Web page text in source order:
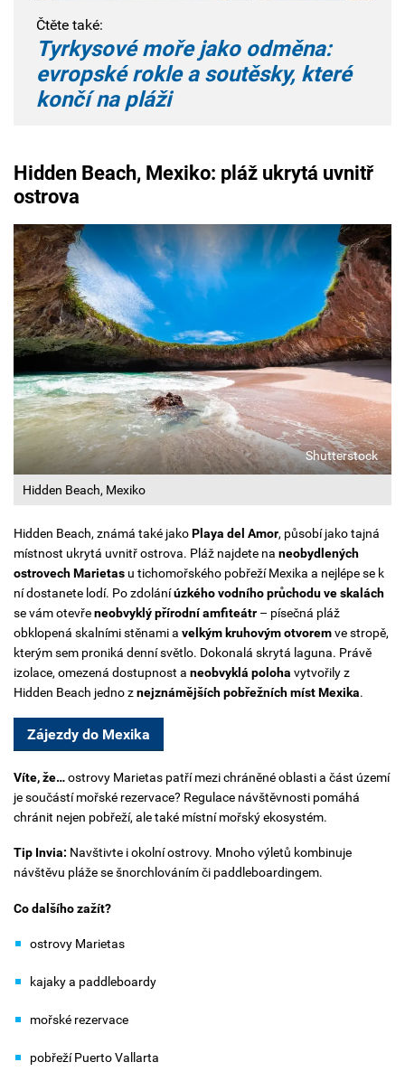
Čtěte také:
Tyrkysové moře jako odměna:
evropské rokle a soutěsky, které
končí na pláži
Hidden Beach, Mexiko: pláž ukrytá uvnitř
ostrova
Hidden Beach, Mexiko
Shutterstock
Hidden Beach, známá také jakoPlaya del Amor, působí jako tajná
místnost ukrytá uvnitř ostrova. Pláž najdete na neobydlených
ostrovech Marietas u tichomořského pobřeží Mexika a nejlépe se k
ní dostanete lodí. Po zdoláníúzkého vodního průchodu ve skalách
se vám otevřeneobvyklý přírodní amfiteátr – písečná pláž
obklopená skalními stěnami a velkým kruhovým otvoremve stropě,
kterým sem proniká denní světlo. Dokonalá skrytá laguna. Právě
izolace, omezená dostupnost a neobvyklá poloha vytvořily z
Hidden Beach jedno znejznámějších pobřežních míst Mexika.
Zájezdy do Mexika
Víte, že…ostrovy Marietas patří mezi chráněné oblasti a část území
je součástí mořské rezervace? Regulace návštěvnosti pomáhá
chránit nejen pobřeží, ale také místní mořský ekosystém.
Tip Invia: Navštivte i okolní ostrovy. Mnoho výletů kombinuje
návštěvu pláže se šnorchlováním či paddleboardingem.
Co dalšího zažít?
ostrovy Marietas
kajaky a paddleboardy
mořské rezervace
pobřeží Puerto Vallarta